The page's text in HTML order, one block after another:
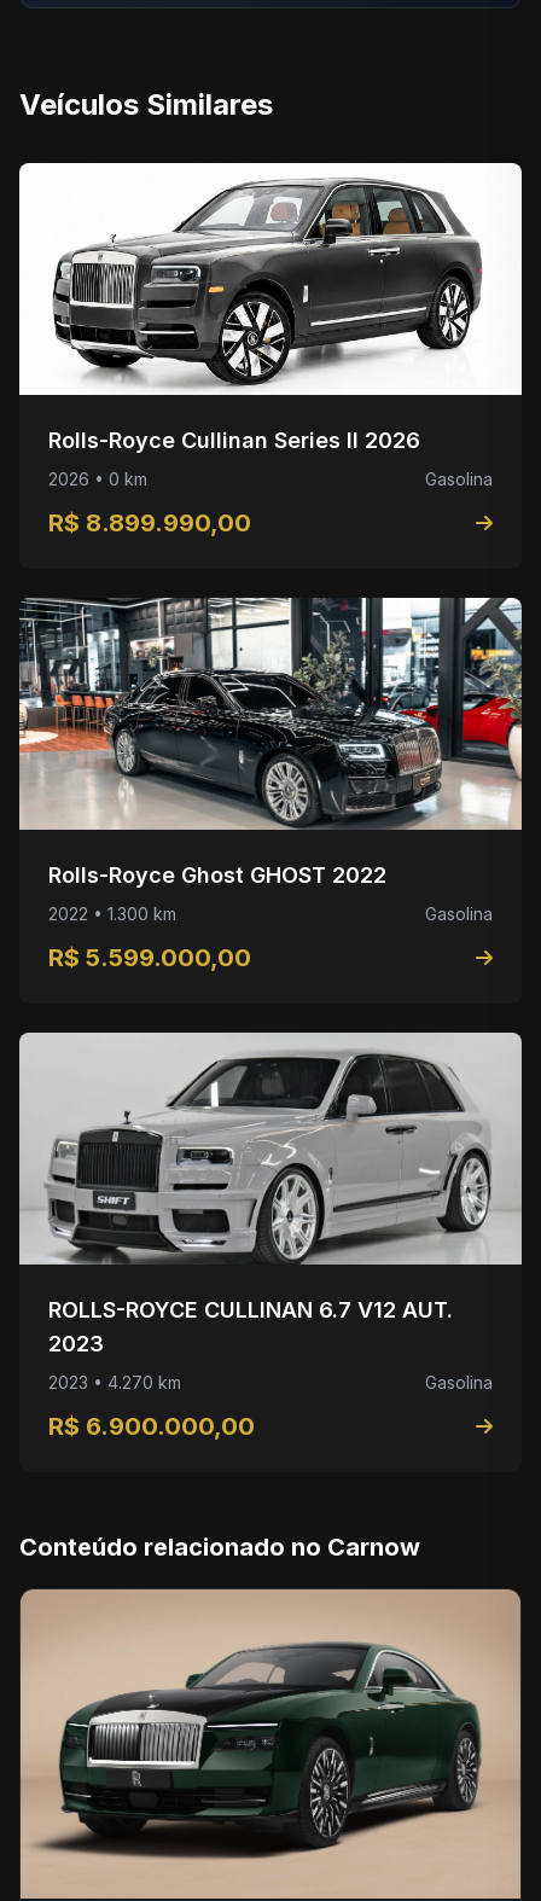
Veículos Similares
Rolls-Royce Cullinan Series II 2026
2026 • 0 km Gasolina
R$ 8.899.990,00
Rolls-Royce Ghost GHOST 2022
2022 • 1.300 km Gasolina
R$ 5.599.000,00
ROLLS-ROYCE CULLINAN 6.7 V12 AUT.
2023
2023 • 4.270 km Gasolina
R$ 6.900.000,00
Conteúdo relacionado no Carnow